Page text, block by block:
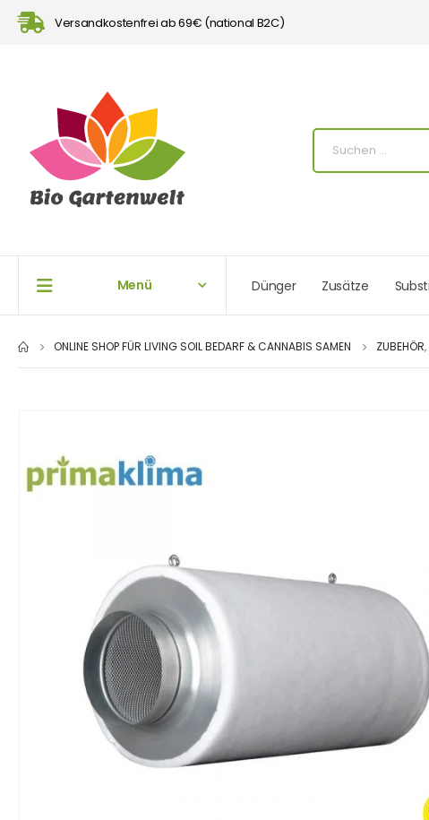
Versandkostenfrei ab 69€ (national B2C)
Menü Dünger Zusätze
ONLINE SHOP FÜR LIVING SOIL BEDARF & CANNABIS SAMEN ZUBEHÖR,